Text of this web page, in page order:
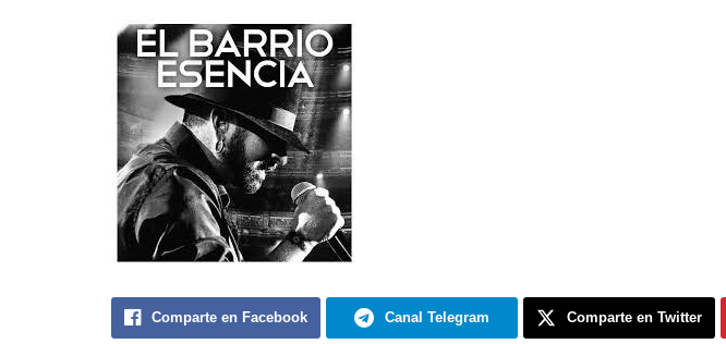
Comparte en Facebook Canal Telegram Comparte en Twitter